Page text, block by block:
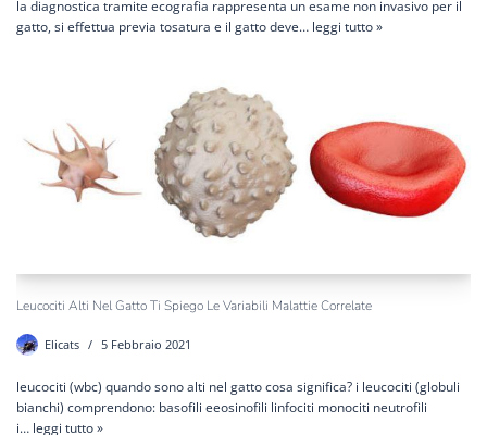
la diagnostica tramite ecografia rappresenta un esame non invasivo per il
gatto, si effettua previa tosatura e il gatto deve… leggi tutto »
Leucociti Alti Nel Gatto Ti Spiego Le Variabili Malattie Correlate
Elicats 5 Febbraio 2021
leucociti (wbc) quando sono alti nel gatto cosa significa? i leucociti (globuli
bianchi) comprendono: basofili eeosinofili linfociti monociti neutrofili
i… leggi tutto »